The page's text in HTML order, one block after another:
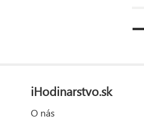
iHodinarstvo.sk
O nás